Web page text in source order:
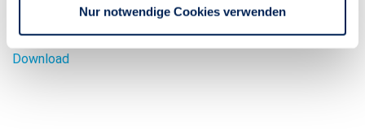
Nur notwendige Cookies verwenden
Pressemitteilung als PDF
Download